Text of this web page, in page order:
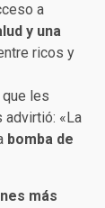
a
y una
ricos y
les
advirtió: «La
bomba de
más